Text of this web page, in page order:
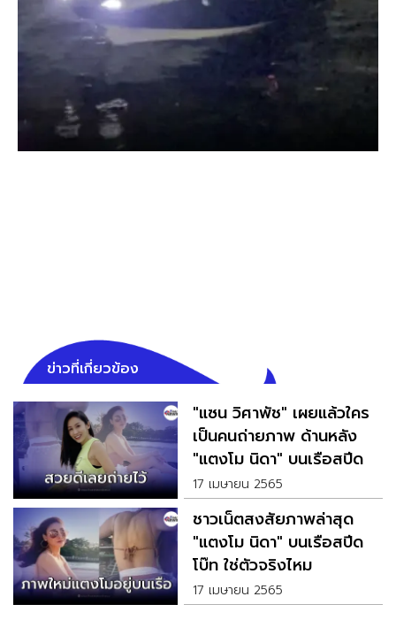
ข่าวที่เกี่ยวข้อง
"แซน วิศาพัช" เผยแล้วใคร
เป็นคนถ่ายภาพ ด้านหลัง
"แตงโม นิดา" บนเรือสปีด
โบ๊ท
17 เมษายน 2565
ชาวเน็ตสงสัยภาพล่าสุด
"แตงโม นิดา" บนเรือสปีด
โบ๊ท ใช่ตัวจริงไหม
17 เมษายน 2565